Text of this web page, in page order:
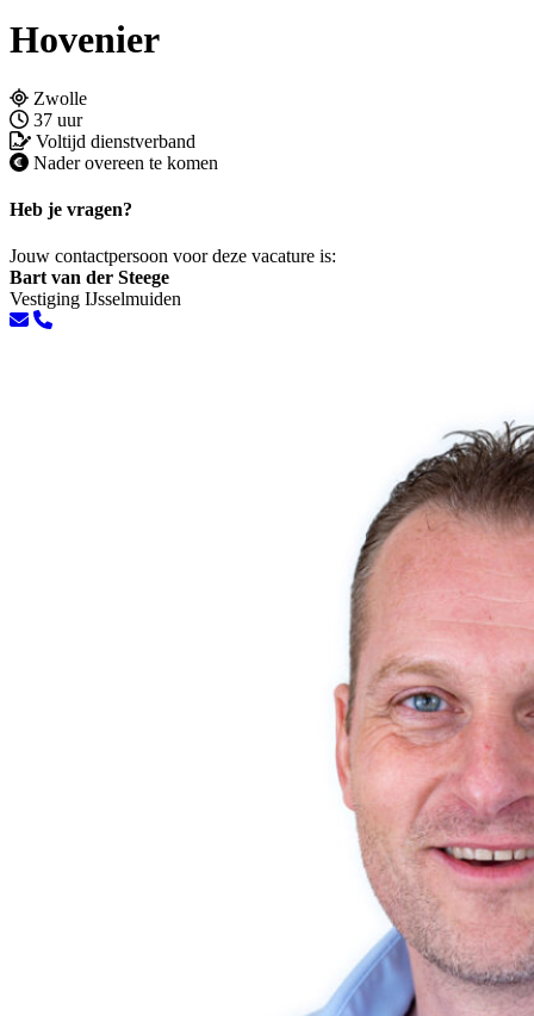
Hovenier
Zwolle
37 uur
Voltijd dienstverband
Nader overeen te komen
Heb je vragen?
Jouw contactpersoon voor deze vacature is:
Bart van der Steege
Vestiging IJsselmuiden